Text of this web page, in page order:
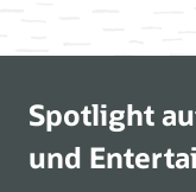
Spotlight
und